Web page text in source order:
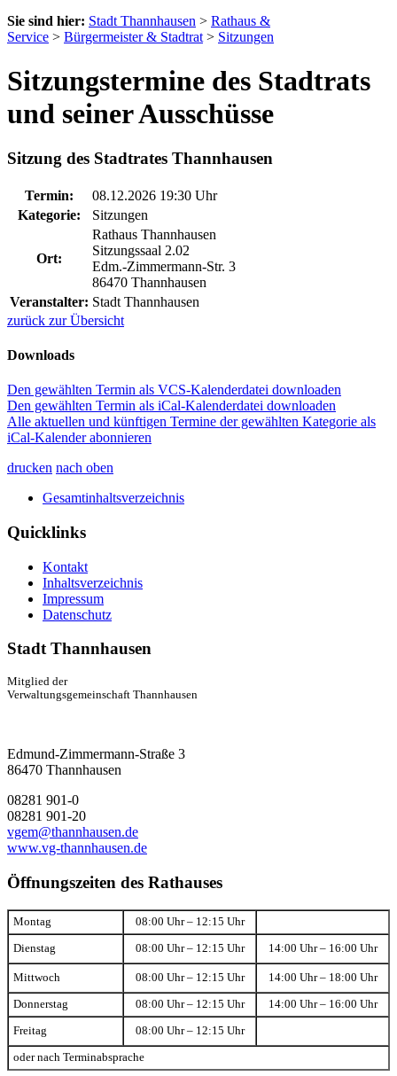
Sie sind hier: Stadt Thannhausen > Rathaus &
Service > Bürgermeister & Stadtrat > Sitzungen
Sitzungstermine des Stadtrats
und seiner Ausschüsse
Sitzung des Stadtrates Thannhausen
Termin:
08.12.2026 19:30 Uhr
Kategorie:
Sitzungen
Ort:
Rathaus Thannhausen
Sitzungssaal 2.02
Edm.-Zimmermann-Str. 3
86470 Thannhausen
Veranstalter: Stadt Thannhausen
zurück zur Übersicht
Downloads
Den gewählten Termin als VCS-Kalenderdatei downloaden
Den gewählten Termin als iCal-Kalenderdatei downloaden
Alle aktuellen und künftigen Termine der gewählten Kategorie als
iCal-Kalender abonnieren
drucken nach oben
Gesamtinhaltsverzeichnis
Quicklinks
Kontakt
Inhaltsverzeichnis
Impressum
Datenschutz
Stadt Thannhausen
Mitglied der
Verwaltungsgemeinschaft Thannhausen
Edmund-Zimmermann-Straße 3
86470 Thannhausen
08281 901-0
08281 901-20
vgem@thannhausen.de
www.vg-thannhausen.de
Öffnungszeiten des Rathauses
Montag 08:00 Uhr – 12:15 Uhr
Dienstag 08:00 Uhr – 12:15 Uhr 14:00 Uhr – 16:00 Uhr
Mittwoch 08:00 Uhr – 12:15 Uhr 14:00 Uhr – 18:00 Uhr
Donnerstag 08:00 Uhr – 12:15 Uhr 14:00 Uhr – 16:00 Uhr
Freitag 08:00 Uhr – 12:15 Uhr
oder nach Terminabsprache